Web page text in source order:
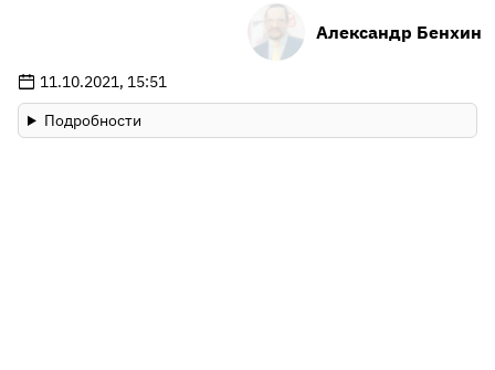
Александр Бенхин
11.10.2021, 15:51
Подробности